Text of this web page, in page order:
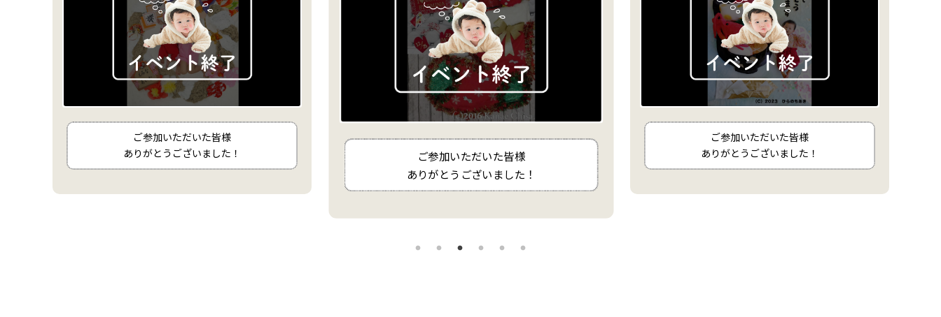
ご参加いただいた皆様
ありがとうございました！
ご参加いただいた皆様
ありがとうございました！
ご参加いただいた皆様
ありがとうございました！